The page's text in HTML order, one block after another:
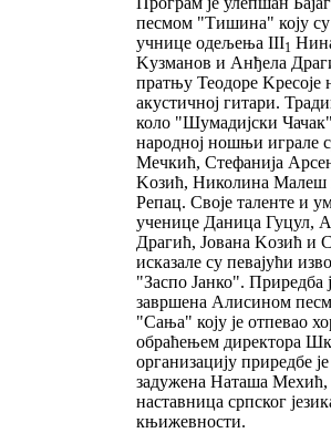
песмом "Тишина" коју су
учнице одељења III1
Kузманов и Анђела
пратњу Теодоре Kресоје
акустичној гитари.
коло "Шумадијски
народној ношњи играле
Мечкић, Стефанија
Kозић, Николина
Репац. Своје таленте и
ученице Даница Гуцул,
Драгић, Јована Kозић и
исказале су певајући
"Заспо Јанко". Приредба
завршена Алисином
"Сања" коју је отпевао
обраћењем директора
организацију приредбе
задужена Наташа Мехић,
наставница српског
књижевности.